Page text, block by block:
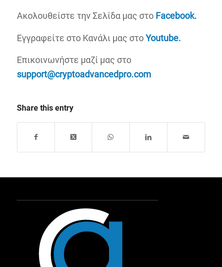
Ακολουθείστε την Σελίδα μας στο Facebook.
Εγγραφείτε στο Κανάλι μας στοYoutube.
Επικοινωνήστε μαζί μας στο
support@cryptoadvancedpro.com
Share this entry